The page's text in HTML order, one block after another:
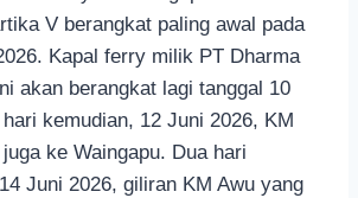
V berangkat paling awal pada
Kapal ferry milik PT Dharma
akan berangkat lagi tanggal 10
kemudian, 12 Juni 2026, KM
ke Waingapu. Dua hari
Juni 2026, giliran KM Awu yang